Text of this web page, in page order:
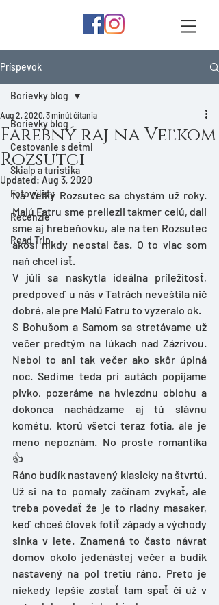
Príspevok
Borievky blog
Cestovanie s deťmi
Skialp a turistika
Fotovýlety
Recenzie
Road Trip
Borievky blog
Farebný raj na Veľkom
Rozsutci
Aug 2, 2020 3 minút čítania
Updated: Aug 3, 2020
Na Veľký Rozsutec sa chystám už roky.
Malú Fatru sme preliezli takmer celú, dali
sme aj hrebeňovku, ale na ten Rozsutec
akosi nikdy neostal čas. O to viac som
naň chcel ísť.
V júli sa naskytla ideálna príležitosť,
predpoveď u nás v Tatrách neveštila nič
dobré, ale pre Malú Fatru to vyzeralo ok.
S Bohušom a Samom sa stretávame už
večer predtým na lúkach nad Zázrivou.
Nebol to ani tak večer ako skôr úplná
noc. Sedíme teda pri autách popíjame
pivko, pozeráme na hviezdnu oblohu a
dokonca nachádzame aj tú slávnu
kométu, ktorú všetci teraz fotia, ale je
meno nepoznám. No proste romantika
👍
Ráno budík nastavený klasicky na štvrtú.
Už si na to pomaly začínam zvykať, ale
treba povedať že je to riadny masaker,
keď chceš človek fotiť západy a východy
slnka v lete. Znamená to často návrat
domov okolo jedenástej večer a budík
nastavený na pol tretiu ráno. Preto je
niekedy lepšie zostať tam spať či už v